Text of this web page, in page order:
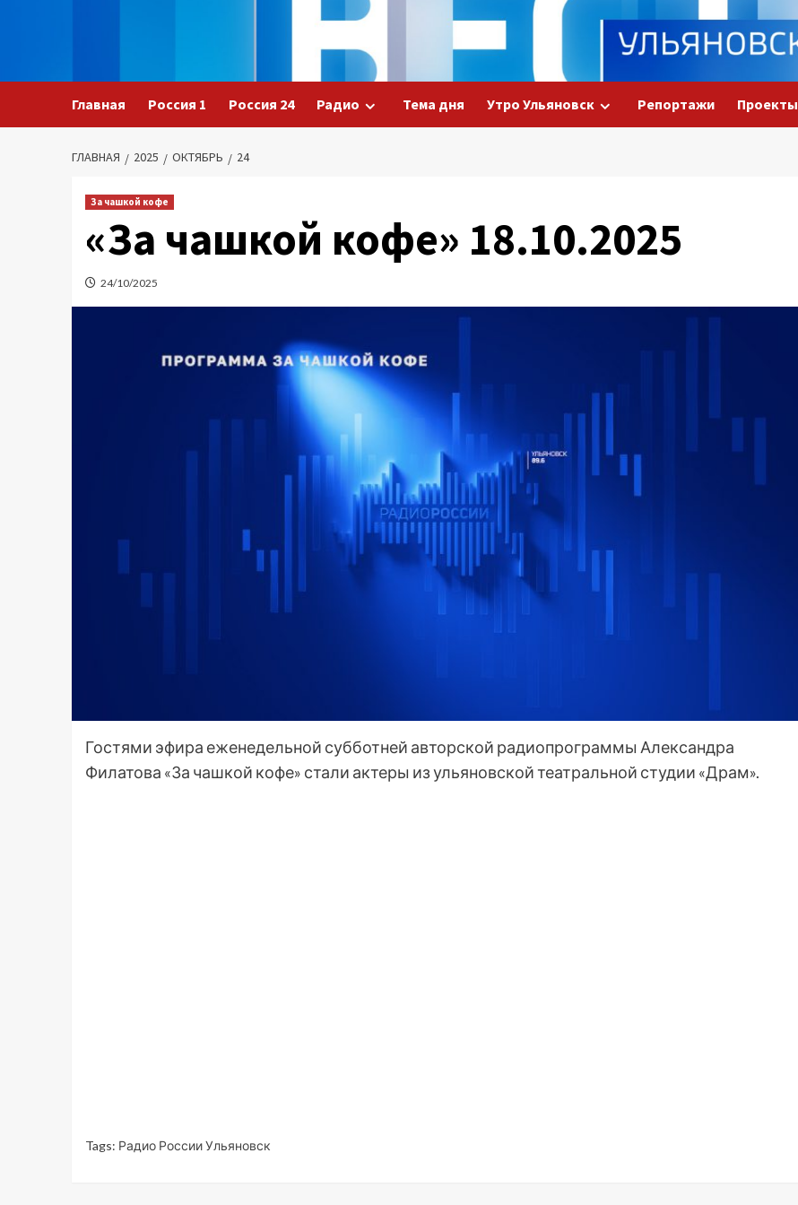
Главная Россия 1 Россия 24 Радио Тема дня Утро Ульяновск Репортажи Проекты
ГЛАВНАЯ 2025 ОКТЯБРЬ 24
За чашкой кофе
«За чашкой кофе» 18.10.2025
24/10/2025
Гостями эфира еженедельной субботней авторской радиопрограммы Александра
Филатова «За чашкой кофе» стали актеры из ульяновской театральной студии «Драм».
Tags: Радио России Ульяновск